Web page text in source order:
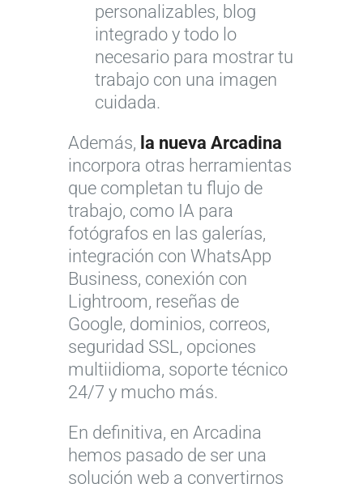
personalizables, blog
integrado y todo lo
necesario para mostrar tu
trabajo con una imagen
cuidada.
Además, la nueva Arcadina
incorpora otras herramientas
que completan tu flujo de
trabajo, como IA para
fotógrafos en las galerías,
integración con WhatsApp
Business, conexión con
Lightroom, reseñas de
Google, dominios, correos,
seguridad SSL, opciones
multiidioma, soporte técnico
24/7 y mucho más.
En definitiva, en Arcadina
hemos pasado de ser una
solución web a convertirnos